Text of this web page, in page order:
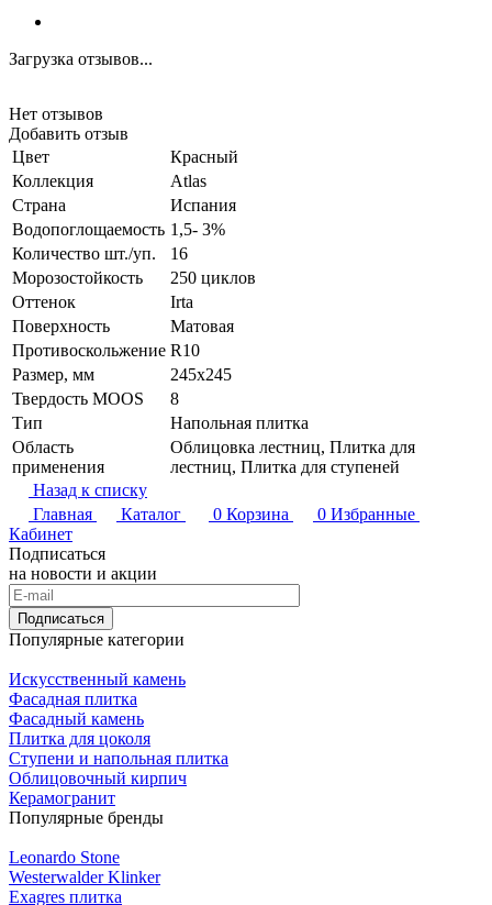
Загрузка отзывов...
Нет отзывов
Добавить отзыв
Цвет
Красный
Коллекция
Atlas
Страна
Испания
Водопоглощаемость 1,5- 3%
Количество шт./уп.
16
Морозостойкость
250 циклов
Оттенок
Irta
Поверхность
Матовая
Противоскольжение R10
Размер, мм
245x245
Твердость MOOS
8
Тип
Напольная плитка
Область
применения
Облицовка лестниц, Плитка для
лестниц, Плитка для ступеней
Назад к списку
Главная
Каталог 0 Корзина 0 Избранные
Кабинет
Подписаться
на новости и акции
Подписаться
Популярные категории
Искусственный камень
Фасадная плитка
Фасадный камень
Плитка для цоколя
Ступени и напольная плитка
Облицовочный кирпич
Керамогранит
Популярные бренды
Leonardo Stone
Westerwalder Klinker
Exagres плитка